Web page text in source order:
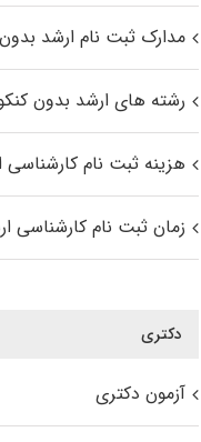
مدارک ثبت نام ارشد بدون
رشته های ارشد بدون
هزینه ثبت نام کارشناسی
زمان ثبت نام کارشناسی
دکتری
آزمون دکتری